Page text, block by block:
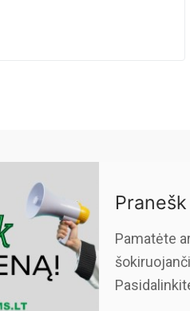
Pamatėte